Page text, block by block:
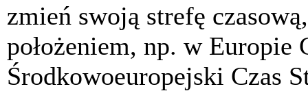
zmień swoją strefę
położeniem, np. w Europie
Środkowoeuropejski Czas